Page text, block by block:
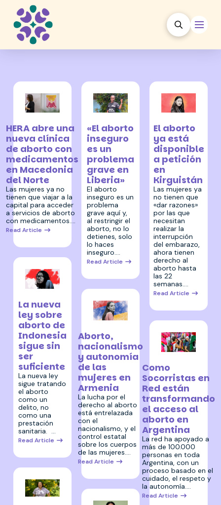
HERA abre una
nueva clínica
de aborto con
medicamentos
en Macedonia
del Norte
Las mujeres ya no
tienen que viajar a la
capital para acceder
a servicios de aborto
con medicamentos.…
Read Article
«El aborto
inseguro
es un
problema
grave en
Liberia»
El aborto
inseguro es un
problema
grave aquí y,
al restringir el
aborto, no lo
detienes, solo
lo haces
inseguro.…
Read Article
El aborto
ya está
disponible
a petición
en
Kirguistán
Las mujeres ya
no tienen que
«dar razones»
por las que
necesitan
realizar la
interrupción
del embarazo,
ahora tienen
derecho al
aborto hasta
las 22
semanas.…
Read Article
La nueva
ley sobre
aborto de
Indonesia
sigue sin
ser
suficiente
La nueva ley
sigue tratando
el aborto
como un
delito, no
como una
prestación
sanitaria. …
Read Article
Aborto,
nacionalismo
y autonomía
de las
mujeres en
Armenia
La lucha por el
derecho al aborto
está entrelazada
con el
nacionalismo, y el
control estatal
sobre los cuerpos
de las mujeres.…
Read Article
Como
Socorristas en
Red están
transformando
el acceso al
aborto en
Argentina
La red ha apoyado a
más de 100.000
personas en toda
Argentina, con un
proceso basado en el
cuidado, el respeto y
la autonomía.…
Read Article